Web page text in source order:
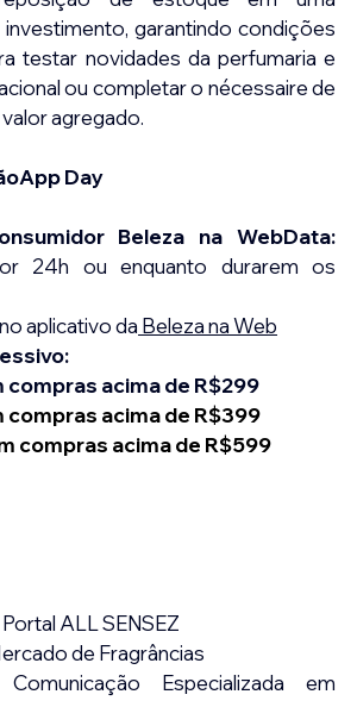
garantindo condições
testar novidades da perfumaria e
ou completar o nécessaire de
agregado.
Day
Beleza na WebData:
24h ou enquanto durarem os
aplicativo da Beleza na Web
compras acima de R$299
compras acima de R$399
compras acima de R$599
ALL SENSEZ
de Fragrâncias
Especializada em